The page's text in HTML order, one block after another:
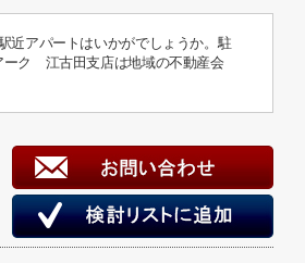
近アパートはいかがでしょうか。駐
ーク 江古田支店は地域の不動産会